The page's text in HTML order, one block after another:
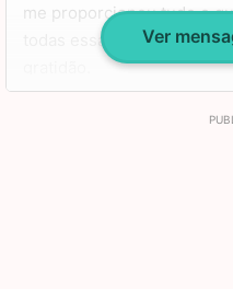
me proporcionou tudo o
todas essas coisas boas e
É clichê dizer que você é
Ver